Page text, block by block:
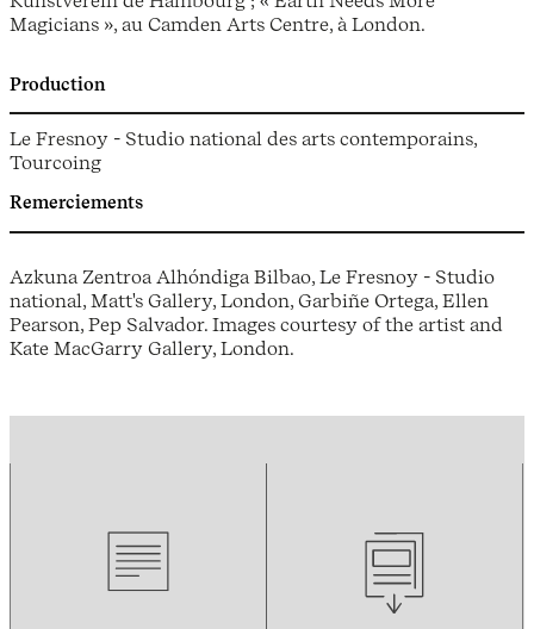
Magicians », au Camden Arts Centre, à London.
Production
Le Fresnoy - Studio national des arts contemporains,
Tourcoing
Remerciements
Azkuna Zentroa Alhóndiga Bilbao, Le Fresnoy - Studio
national, Matt's Gallery, London, Garbiñe Ortega, Ellen
Pearson, Pep Salvador. Images courtesy of the artist and
Kate MacGarry Gallery, London.